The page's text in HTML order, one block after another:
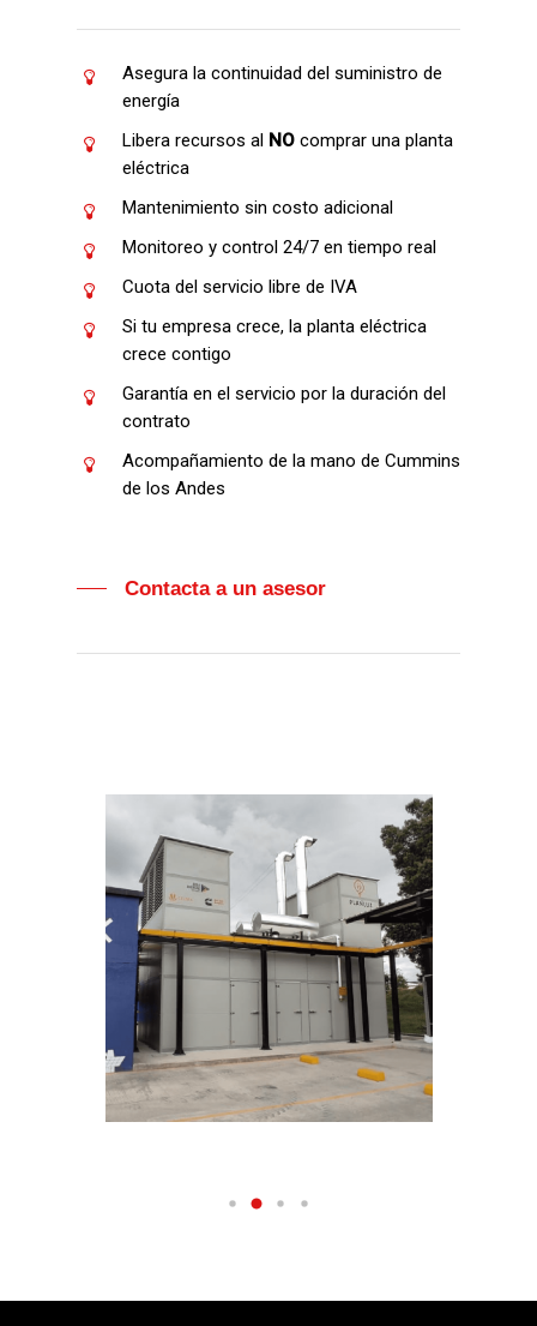
Asegura la continuidad del suministro de
energía
Libera recursos al NO comprar una planta
eléctrica
Mantenimiento sin costo adicional
Monitoreo y control 24/7 en tiempo real
Cuota del servicio libre de IVA
Si tu empresa crece, la planta eléctrica
crece contigo
Garantía en el servicio por la duración del
contrato
Acompañamiento de la mano de Cummins
de los Andes
Contacta a un asesor